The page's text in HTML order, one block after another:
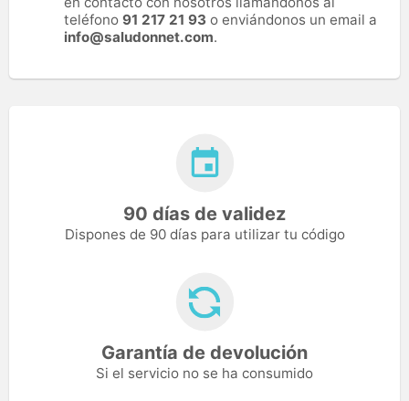
teléfono 91 217 21 93 o enviándonos un email a
info@saludonnet.com.
90 días de validez
Dispones de 90 días para utilizar tu código
Garantía de devolución
Si el servicio no se ha consumido